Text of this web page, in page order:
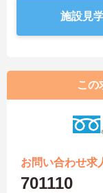
施設見
この
お問い合わせ求
701110